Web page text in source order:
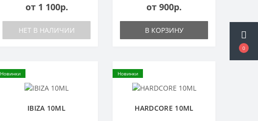
0
от 1 100р.
НЕТ В НАЛИЧИИ
от 900р.
В КОРЗИНУ
Новинки
IBIZA 10ML
Новинки
HARDCORE 10ML